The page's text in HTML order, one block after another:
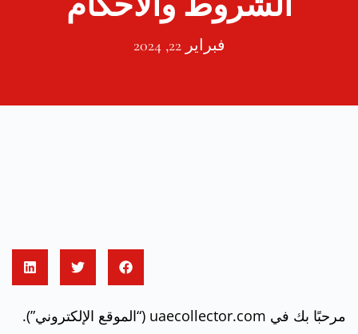
فبراير 22, 2024
مرحبًا بك في uaecollector.com (“الموقع الإلكتروني”).